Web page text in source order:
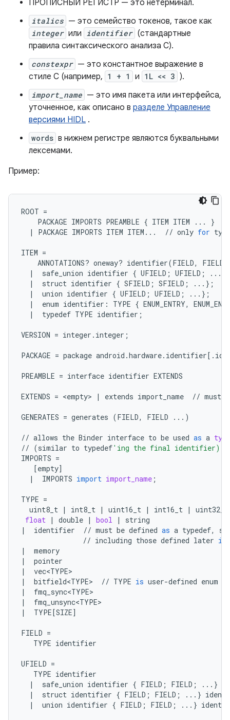
ПРОПИСНЫЙ РЕГИСТР — это нетерминал.
italics — это семейство токенов, такое как
integer или identifier (стандартные
правила синтаксического анализа C).
constexpr — это константное выражение в
стиле C (например, 1 + 1 и 1L << 3 ).
import_name — это имя пакета или интерфейса,
уточненное, как описано в разделе Управление
версиями HIDL .
words в нижнем регистре являются буквальными
лексемами.
Пример:
ROOT =
PACKAGE IMPORTS PREAMBLE { ITEM ITEM ... }
|
PACKAGE IMPORTS ITEM ITEM ... // only for
ITEM =
ANNOTATIONS? oneway? identifier(FIELD, FIELD
|
safe_union identifier { UFIELD ; UFIELD ; ...
|
struct identifier { SFIELD ; SFIELD ; ... };
|
union identifier { UFIELD ; UFIELD ; ... };
|
enum identifier : TYPE { ENUM_ENTRY,
|
typedef TYPE identifier ;
VERSION = integer . integer ;
PACKAGE = package android .hardware. identifier[ .
PREAMBLE = interface identifier EXTENDS
EXTENDS = <empty> | extends import_name // must
GENERATES = generates (FIELD, FIELD ... )
// allows the Binder interface to be used as a type
// (similar to typedef'ing the final identifier)
IMPORTS =
[empty]
|
IMPORTS import import_name ;
TYPE =
uint8_t | int8_t | uint16_t | int16_t |
uint32_t
float | double | bool |
string
|
identifier // must be defined as a typedef,
// including those defined later in
|
memory
|
pointer
|
vec<TYPE>
|
bitfield<TYPE> // TYPE is user-defined enum
|
fmq_sync<TYPE>
|
fmq_unsync<TYPE>
|
TYPE[SIZE]
FIELD =
TYPE identifier
UFIELD =
TYPE identifier
|
safe_union identifier { FIELD ; FIELD ; ... }
|
struct identifier { FIELD ; FIELD ; ... }
|
union identifier { FIELD ; FIELD ; ... }